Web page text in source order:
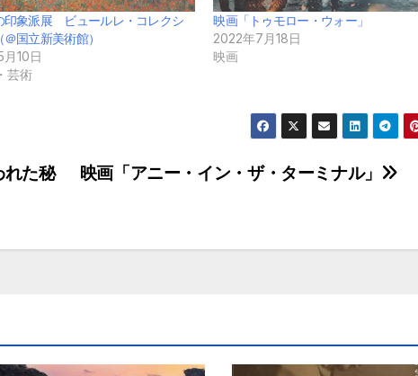
印象派展 ビュールレ・コレクシ
＠国立新美術館）
月10日
芸術
映画「トゥモロー・ウォー」
2022年7月18日
映画
映画「アニー・イン・ザ・ターミナル」
れた秘